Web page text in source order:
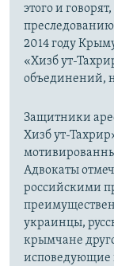
этого и
2014 году
«Хизб ут-
объединений,
Защитники
Хизб ут-
Адвокаты
российскими
украинцы,
крымчане
исповедующие